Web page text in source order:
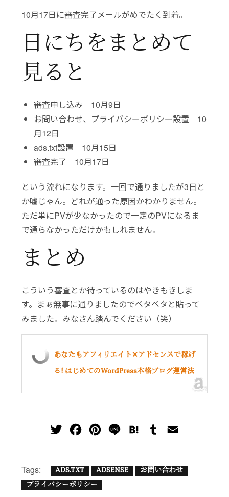
10月17日に審査完了メールがめでたく到着。
日にちをまとめて
見ると
審査申し込み 10月9日
お問い合わせ、プライバシーポリシー設置 10
月12日
ads.txt設置 10月15日
審査完了 10月17日
という流れになります。一回で通りましたが3日と
か嘘じゃん。どれが通った原因かわかりません。
ただ単にPVが少なかったので一定のPVになるま
で通らなかっただけかもしれません。
まとめ
こういう審査とか待っているのはやきもきしま
す。まぁ無事に通りましたのでペタペタと貼って
みました。みなさん踏んでください（笑）
あなたもアフィリエイト✕アドセンスで稼げ
る! はじめてのWordPress本格ブログ運営法
t
t
e
b
t
e
e
b
i
Tags: ADS.TXT ADSENSE
お問い合わせ
プライバシーポリシー